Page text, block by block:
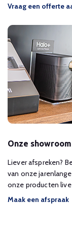
Vraag een offerte
Onze showroom
Liever afspreken?
van onze
onze producten
Maak een afspraak